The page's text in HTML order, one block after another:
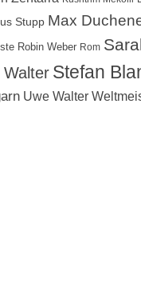
Stupp Max
Robin Weber Rom
Walter Stefan
Uwe Walter